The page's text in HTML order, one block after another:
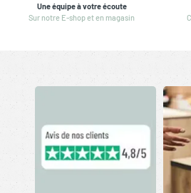
Une équipe à votre écoute
Sur notre E-shop et en magasin